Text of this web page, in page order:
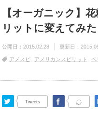
【オーガニック】
リットに変えてみた
公開日： 2015.02.28 更新日：
アメスピ アメリカンスピリット ペ
Tweets
Twitter Facebook